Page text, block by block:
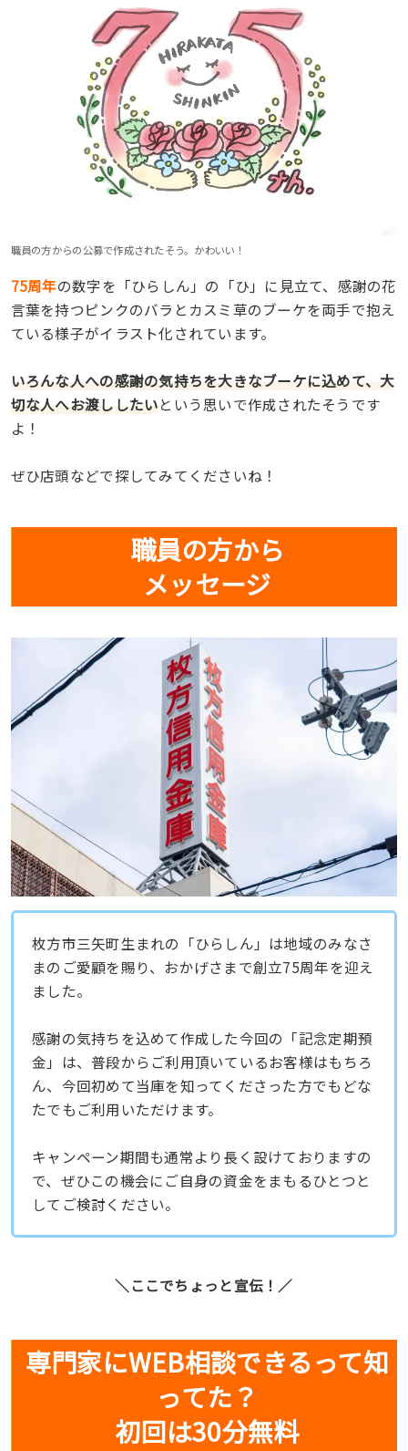
職員の方からの公募で作成されたそう。かわいい！
75周年の数字を「ひらしん」の「ひ」に見立て、感謝の花
言葉を持つピンクのバラとカスミ草のブーケを両手で抱え
ている様子がイラスト化されています。
いろんな人への感謝の気持ちを大きなブーケに込めて、大
切な人へお渡ししたいという思いで作成されたそうです
よ！
ぜひ店頭などで探してみてくださいね！
職員の方から
メッセージ
枚方市三矢町生まれの「ひらしん」は地域のみなさ
まのご愛顧を賜り、おかげさまで創立75周年を迎え
ました。
感謝の気持ちを込めて作成した今回の「記念定期預
金」は、普段からご利用頂いているお客様はもちろ
ん、今回初めて当庫を知ってくださった方でもどな
たでもご利用いただけます。
キャンペーン期間も通常より長く設けておりますの
で、ぜひこの機会にご自身の資金をまもるひとつと
してご検討ください。
＼ここでちょっと宣伝！／
専門家にWEB相談できるって知
ってた？
初回は30分無料